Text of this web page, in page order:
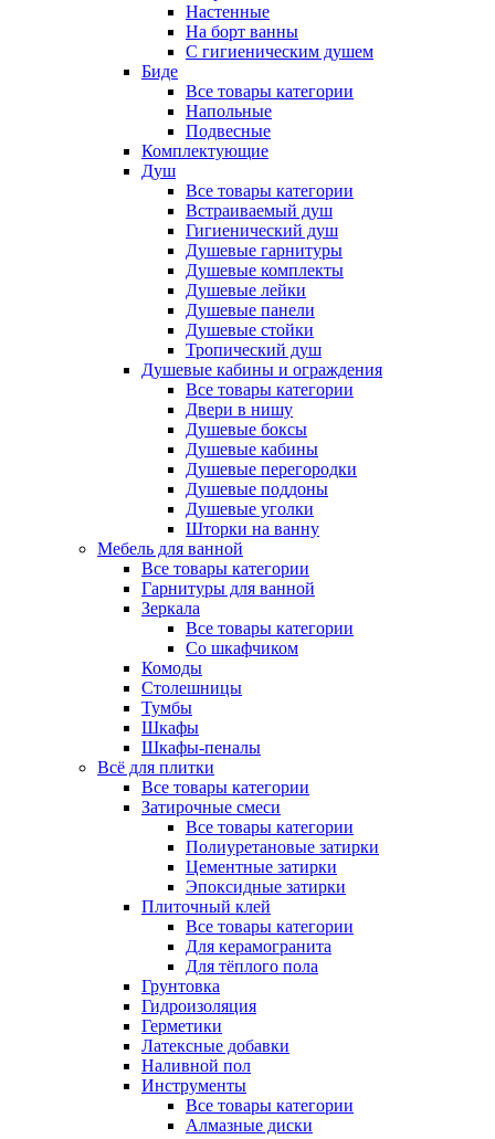
Настенные
На борт ванны
С гигиеническим душем
Биде
Все товары категории
Напольные
Подвесные
Комплектующие
Душ
Все товары категории
Встраиваемый душ
Гигиенический душ
Душевые гарнитуры
Душевые комплекты
Душевые лейки
Душевые панели
Душевые стойки
Тропический душ
Душевые кабины и ограждения
Все товары категории
Двери в нишу
Душевые боксы
Душевые кабины
Душевые перегородки
Душевые поддоны
Душевые уголки
Шторки на ванну
Мебель для ванной
Все товары категории
Гарнитуры для ванной
Зеркала
Все товары категории
Со шкафчиком
Комоды
Столешницы
Тумбы
Шкафы
Шкафы-пеналы
Всё для плитки
Все товары категории
Затирочные смеси
Все товары категории
Полиуретановые затирки
Цементные затирки
Эпоксидные затирки
Плиточный клей
Все товары категории
Для керамогранита
Для тёплого пола
Грунтовка
Гидроизоляция
Герметики
Латексные добавки
Наливной пол
Инструменты
Все товары категории
Алмазные диски